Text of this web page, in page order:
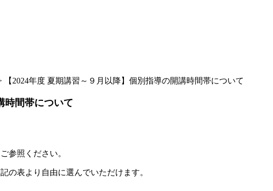
【2024年度 夏期講習～９月以降】個別指導の開講時間帯について
時間帯について
参照ください。
の表より自由に選んでいただけます。